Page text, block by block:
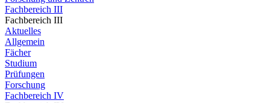
Fachbereich III
Fachbereich III
Aktuelles
Allgemein
Fächer
Studium
Prüfungen
Forschung
Fachbereich IV